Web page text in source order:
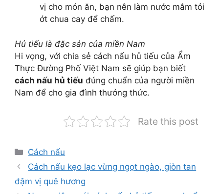
vị cho món ăn, bạn nên làm nước mắm tỏi
ớt chua cay để chấm.
Hủ tiếu là đặc sản của miền Nam
Hi vọng, với chia sẻ cách nấu hủ tiếu của Ẩm
Thực Đường Phố Việt Nam sẽ giúp bạn biết
cách nấu hủ tiếu đúng chuẩn của người miền
Nam để cho gia đình thưởng thức.
Rate this post
Danh
mục
Cách nấu
Cách nấu kẹo lạc vừng ngọt ngào, giòn tan
đậm vị quê hương